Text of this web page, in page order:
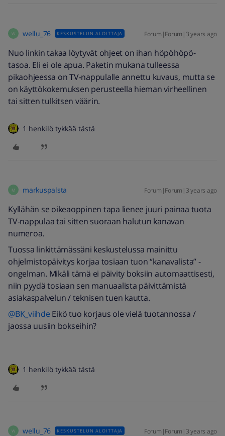
W wellu_76 KESKUSTELUN ALOITTAJA Forum|Forum|3 years ago
Nuo linkin takaa löytyvät ohjeet on ihan höpöhöpö-
tasoa. Eli ei ole apua. Paketin mukana tulleessa
pikaohjeessa on TV-nappulalle annettu kuvaus, mutta se
on käyttökokemuksen perusteella hieman virheellinen
tai sitten tulkitsen väärin.
1 henkilö tykkää tästä
M markuspalsta Forum|Forum|3 years ago
Kyllähän se oikeaoppinen tapa lienee juuri painaa tuota
TV-nappulaa tai sitten suoraan halutun kanavan
numeroa.
Tuossa linkittämässäni keskustelussa mainittu
ohjelmistopäivitys korjaa tosiaan tuon “kanavalista” -
ongelman. Mikäli tämä ei päivity boksiin automaattisesti,
niin pyydä tosiaan sen manuaalista päivittämistä
asiakaspalvelun / teknisen tuen kautta.
@BK_viihde Eikö tuo korjaus ole vielä tuotannossa /
jaossa uusiin bokseihin?
1 henkilö tykkää tästä
W wellu_76 KESKUSTELUN ALOITTAJA Forum|Forum|3 years ago